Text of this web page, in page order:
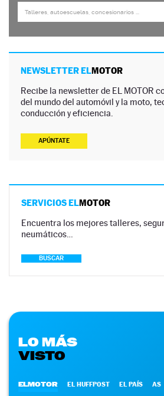
NEWSLETTER ELMOTOR
Recibe la newsletter de EL MOTOR
del mundo del automóvil y la moto,
conducción y eficiencia.
APÚNTATE
SERVICIOS ELMOTOR
Encuentra los mejores talleres,
neumáticos…
BUSCAR
LO MÁS
VISTO
ELMOTOR EL HUFFPOST EL PAÍS AS